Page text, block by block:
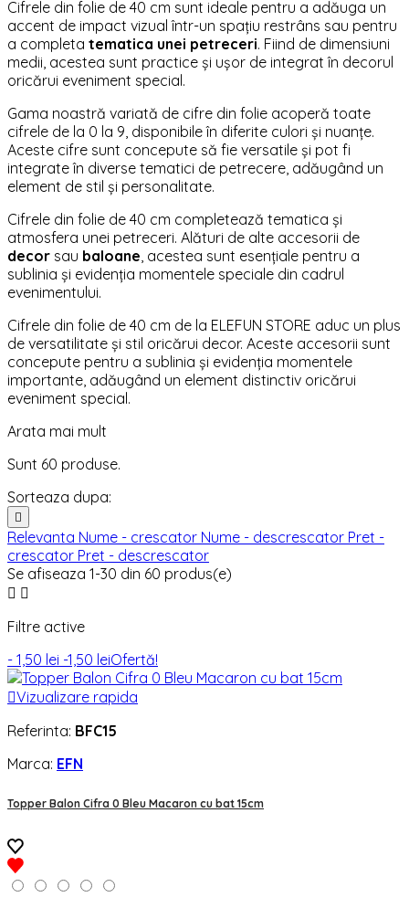
Cifrele din folie de 40 cm sunt ideale pentru a adăuga un
accent de impact vizual într-un spațiu restrâns sau pentru
a completa tematica unei petreceri. Fiind de dimensiuni
medii, acestea sunt practice și ușor de integrat în decorul
oricărui eveniment special.
Gama noastră variată de cifre din folie acoperă toate
cifrele de la 0 la 9, disponibile în diferite culori și nuanțe.
Aceste cifre sunt concepute să fie versatile și pot fi
integrate în diverse tematici de petrecere, adăugând un
element de stil și personalitate.
Cifrele din folie de 40 cm completează tematica și
atmosfera unei petreceri. Alături de alte accesorii de
decor sau baloane, acestea sunt esențiale pentru a
sublinia și evidenția momentele speciale din cadrul
evenimentului.
Cifrele din folie de 40 cm de la ELEFUN STORE aduc un plus
de versatilitate și stil oricărui decor. Aceste accesorii sunt
concepute pentru a sublinia și evidenția momentele
importante, adăugând un element distinctiv oricărui
eveniment special.
Arata mai mult
Sunt 60 produse.
Sorteaza dupa:

Relevanta Nume - crescator Nume - descrescator Pret -
crescator Pret - descrescator
Se afiseaza 1-30 din 60 produs(e)
 
Filtre active
- 1,50 lei -1,50 leiOfertă!
Vizualizare rapida
Referinta: BFC15
Marca: EFN
Topper Balon Cifra 0 Bleu Macaron cu bat 15cm